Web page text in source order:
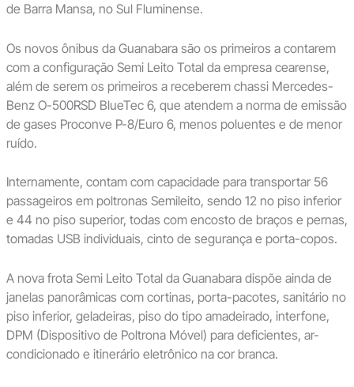
de Barra Mansa, no Sul Fluminense.
Os novos ônibus da Guanabara são os primeiros a contarem
com a configuração Semi Leito Total da empresa cearense,
além de serem os primeiros a receberem chassi Mercedes-
Benz O-500RSD BlueTec 6, que atendem a norma de emissão
de gases Proconve P-8/Euro 6, menos poluentes e de menor
ruído.
Internamente, contam com capacidade para transportar 56
passageiros em poltronas Semileito, sendo 12 no piso inferior
e 44 no piso superior, todas com encosto de braços e pernas,
tomadas USB individuais, cinto de segurança e porta-copos.
A nova frota Semi Leito Total da Guanabara dispõe ainda de
janelas panorâmicas com cortinas, porta-pacotes, sanitário no
piso inferior, geladeiras, piso do tipo amadeirado, interfone,
DPM (Dispositivo de Poltrona Móvel) para deficientes, ar-
condicionado e itinerário eletrônico na cor branca.